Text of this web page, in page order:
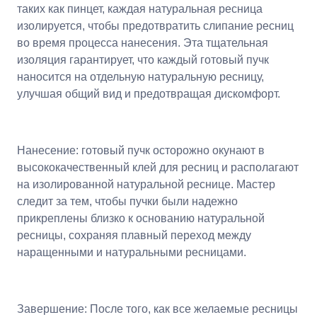
таких как пинцет, каждая натуральная ресница
изолируется, чтобы предотвратить слипание ресниц
во время процесса нанесения. Эта тщательная
изоляция гарантирует, что каждый готовый пучк
наносится на отдельную натуральную ресницу,
улучшая общий вид и предотвращая дискомфорт.
Нанесение: готовый пучк осторожно окунают в
высококачественный клей для ресниц и располагают
на изолированной натуральной реснице. Мастер
следит за тем, чтобы пучки были надежно
прикреплены близко к основанию натуральной
ресницы, сохраняя плавный переход между
наращенными и натуральными ресницами.
Завершение: После того, как все желаемые ресницы